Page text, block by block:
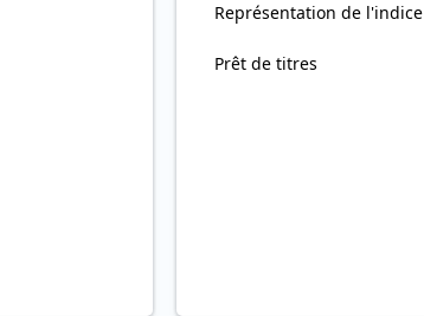
Représentation de l'indice
Prêt de titres